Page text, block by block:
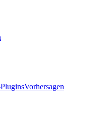
Vorhersagen